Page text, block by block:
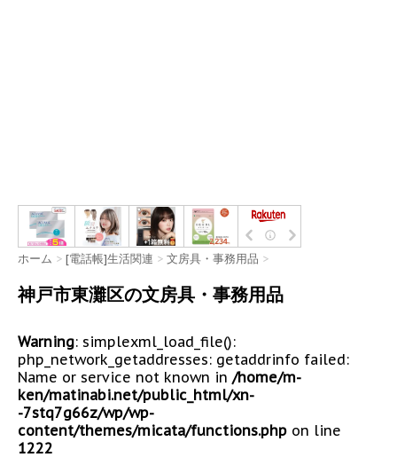
ホーム > [電話帳]生活関連 > 文房具・事務用品 >
神戸市東灘区の文房具・事務用品
Warning: simplexml_load_file():
php_network_getaddresses: getaddrinfo failed:
Name or service not known in /home/m-
ken/matinabi.net/public_html/xn-
-7stq7g66z/wp/wp-
content/themes/micata/functions.php on line
1222